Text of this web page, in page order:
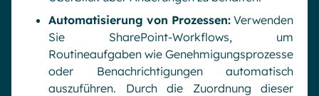
Automatisierung von Prozessen: Verwenden
Sie SharePoint-Workflows, um
Routineaufgaben wie Genehmigungsprozesse
oder Benachrichtigungen automatisch
auszuführen. Durch die Zuordnung dieser